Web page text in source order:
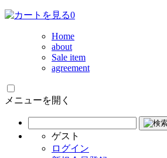
0
Home
about
Sale item
agreement
メニューを開く
ゲスト
ログイン